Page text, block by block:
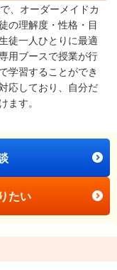
、オーダーメイドカ
の理解度・性格・目
徒一人ひとりに最適
用ブースで授業が行
学習することができ
応しており、自分だ
す。
たい